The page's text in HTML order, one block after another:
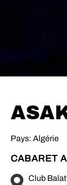
Pays: Algérie
CABARET
Club